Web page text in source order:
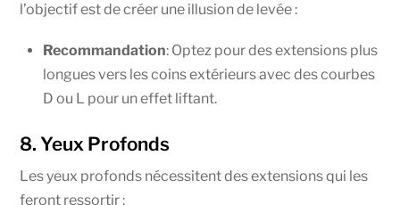
l’objectif est de créer une illusion de levée :
Recommandation: Optez pour des extensions plus
longues vers les coins extérieurs avec des courbes
D ou L pour un effet liftant.
8. Yeux Profonds
Les yeux profonds nécessitent des extensions qui les
feront ressortir :